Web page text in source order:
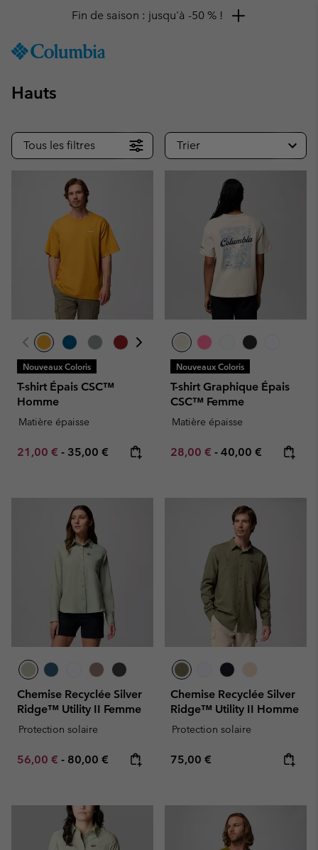
TO
SKIP
NAV
SKIP
SEARCH
Remise de 10 % à saisir
Hauts
Tous les filtres Trier
Nouveaux Coloris
T-shirt Épais CSC™
Homme
Matière épaisse
Minimum sale price:
21,00 € - Maximum price:
35,00 €
Nouveaux Coloris
T-shirt Graphique Épais
CSC™ Femme
Matière épaisse
Minimum sale price:
28,00 € - Maximum price:
40,00 €
Chemise Recyclée Silver
Ridge™ Utility II Femme
Protection solaire
Minimum sale price:
56,00 € - Maximum price:
80,00 €
Chemise Recyclée Silver
Ridge™ Utility II Homme
Protection solaire
Regular price:
75,00 €